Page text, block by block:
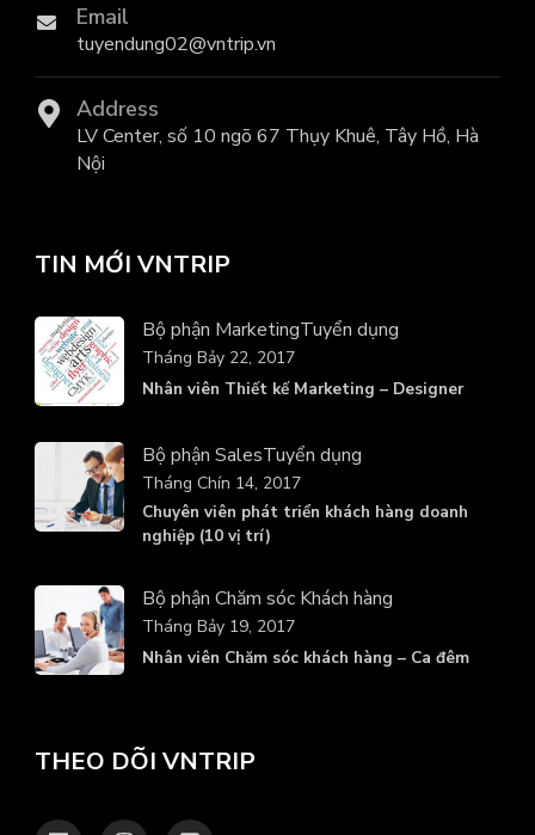
Email
tuyendung02@vntrip.vn
Address
LV Center, số 10 ngõ 67 Thụy Khuê, Tây Hồ, Hà
Nội
TIN MỚI VNTRIP
Bộ phận MarketingTuyển dụng
Nhân viên Thiết kế Marketing – Designer
Tháng Bảy 22, 2017
Bộ phận SalesTuyển dụng
Chuyên viên phát triển khách hàng doanh
nghiệp (10 vị trí)
Tháng Chín 14, 2017
Bộ phận Chăm sóc Khách hàng
Nhân viên Chăm sóc khách hàng – Ca đêm
Tháng Bảy 19, 2017
THEO DÕI VNTRIP